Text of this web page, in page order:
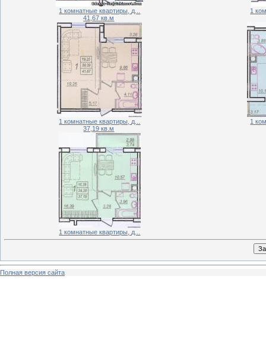
1 комнатные квартиры, д...
1
41,67 кв.м
1 комнатные квартиры, д...
1
37,19 кв.м
1 комнатные квартиры, д...
Полная версия сайта